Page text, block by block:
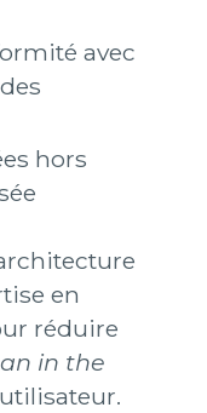
avec
hors
en
réduire
in the